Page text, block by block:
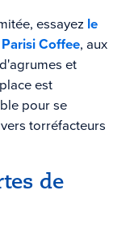
essayez le
Coffee, aux
et
est
pour se
torréfacteurs
de